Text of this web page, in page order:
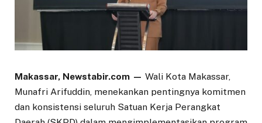
Makassar, Newstabir.com — Wali Kota Makassar,
Munafri Arifuddin, menekankan pentingnya komitmen
dan konsistensi seluruh Satuan Kerja Perangkat